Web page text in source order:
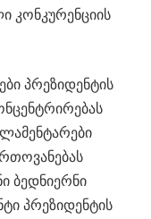
კონკურენციის
პრეზიდენტის
ბედნიერნი
პრეზიდენტის